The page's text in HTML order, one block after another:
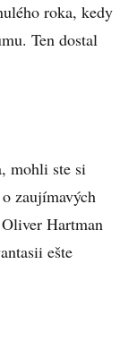
roka, kedy
Ten dostal
mohli ste si
zaujímavých
Hartman
ešte